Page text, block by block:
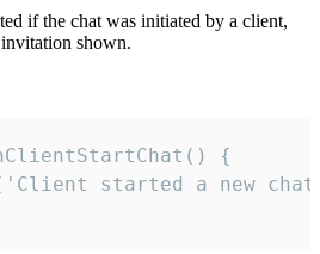
if the chat was initiated by a client,
shown.
{
started a new